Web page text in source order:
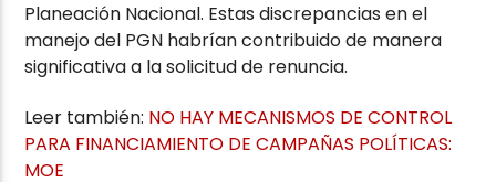
Planeación Nacional. Estas discrepancias en el
manejo del PGN habrían contribuido de manera
significativa a la solicitud de renuncia.
Leer también: NO HAY MECANISMOS DE CONTROL
PARA FINANCIAMIENTO DE CAMPAÑAS POLÍTICAS:
MOE